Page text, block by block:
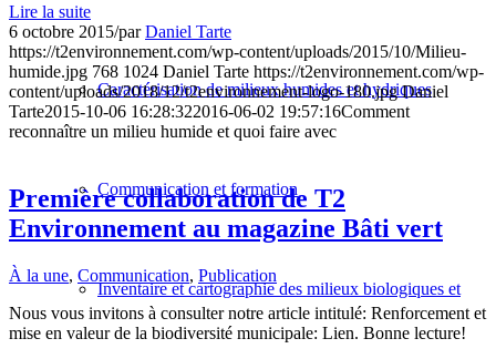
Caractérisation de milieux humides et hydriques
Communication et formation
Inventaire et cartographie des milieux biologiques et
Lire la suite
6 octobre 2015/parDaniel Tarte
https://t2environnement.com/wp-content/uploads/2015/10/Milieu-
humide.jpg 768 1024 Daniel Tarte https://t2environnement.com/wp-
content/uploads/2018/12/t2environnement-logo-180.jpg Daniel
Tarte2015-10-06 16:28:322016-06-02 19:57:16Comment
reconnaître un milieu humide et quoi faire avec
Première collaboration de T2
Environnement au magazine Bâti vert
À la une, Communication, Publication
Nous vous invitons à consulter notre article intitulé: Renforcement et
mise en valeur de la biodiversité municipale: Lien. Bonne lecture!